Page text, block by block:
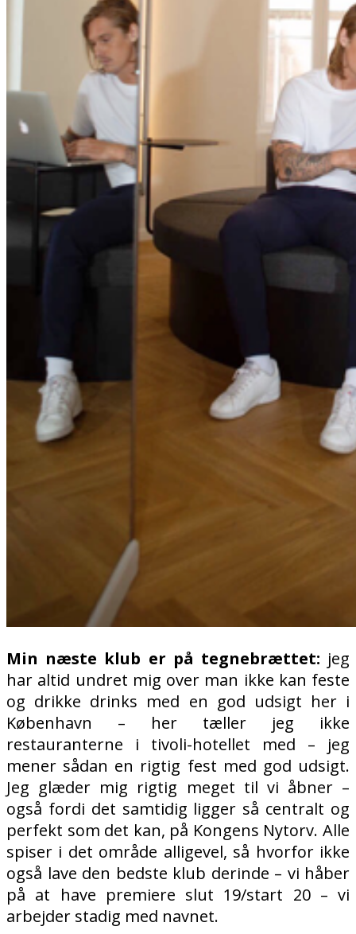
Min næste klub er på tegnebrættet: jeg
har altid undret mig over man ikke kan feste
og drikke drinks med en god udsigt her i
København – her tæller jeg ikke
restauranterne i tivoli-hotellet med – jeg
mener sådan en rigtig fest med god udsigt.
Jeg glæder mig rigtig meget til vi åbner –
også fordi det samtidig ligger så centralt og
perfekt som det kan, på Kongens Nytorv. Alle
spiser i det område alligevel, så hvorfor ikke
også lave den bedste klub derinde – vi håber
på at have premiere slut 19/start 20 – vi
arbejder stadig med navnet.